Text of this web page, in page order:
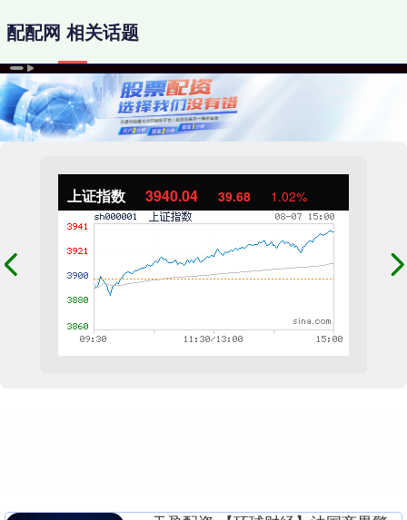
上证指数 3940.04 39.68 1.02%
配配网 相关话题